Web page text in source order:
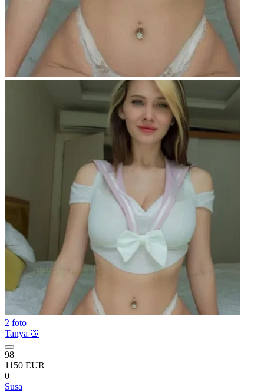
2 foto
Tanya 🍑
98
1150 EUR
0
Susa